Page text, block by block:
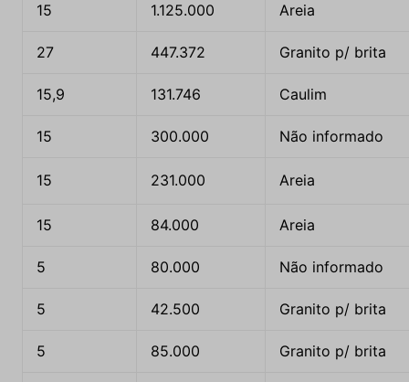
15 1.125.000 Areia
27 447.372 Granito p/ brita
15,9 131.746 Caulim
15 300.000 Não informado
15 231.000 Areia
15 84.000 Areia
5 80.000 Não informado
5 42.500 Granito p/ brita
5 85.000 Granito p/ brita